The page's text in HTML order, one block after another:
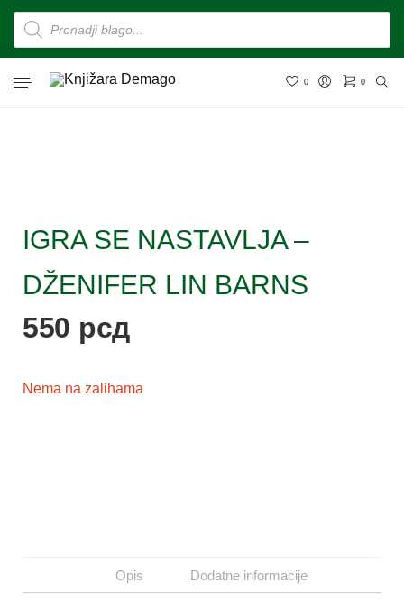
0 0
IGRA SE NASTAVLJA –
DŽENIFER LIN BARNS
550 рсд
Nema na zalihama
Opis Dodatne informacije